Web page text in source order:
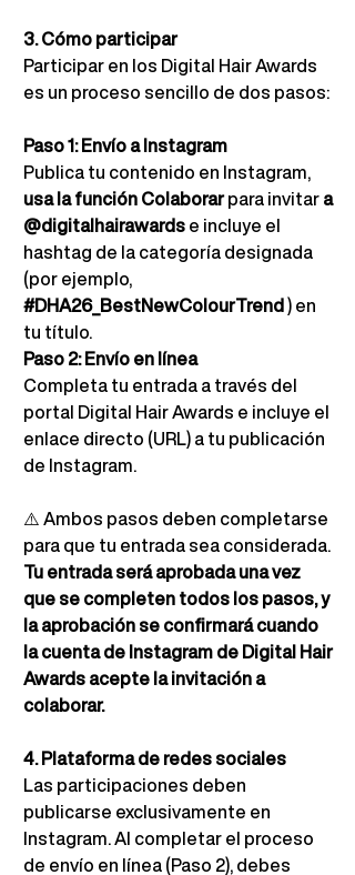
3. Cómo participar
Participar en los Digital Hair Awards
es un proceso sencillo de dos pasos:
Paso 1: Envío a Instagram
Publica tu contenido en Instagram,
usa la función Colaborarpara invitara
@digitalhairawardse incluye el
hashtag de la categoría designada
(por ejemplo,
#DHA26_BestNewColourTrend) en
tu título.
Paso 2: Envío en línea
Completa tu entrada a través del
portal Digital Hair Awards e incluye el
enlace directo (URL) a tu publicación
de Instagram.
⚠️Ambos pasos deben completarse
para que tu entrada sea considerada.
Tu entrada será aprobada una vez
que se completen todos los pasos, y
la aprobación se confirmará cuando
la cuenta de Instagram de Digital Hair
Awards acepte la invitación a
colaborar.
4. Plataforma de redes sociales
Las participaciones deben
publicarse exclusivamente en
Instagram. Al completar el proceso
de envío en línea (Paso 2), debes